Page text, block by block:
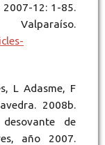
2007-12: 1-85.
L Adasme, F
2008b.
de
año 2007.